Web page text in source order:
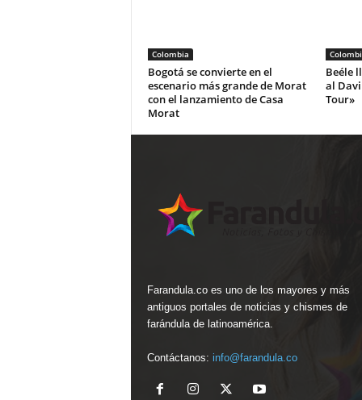
Colombia
Bogotá se convierte en el
escenario más grande de Morat
con el lanzamiento de Casa
Morat
Beéle
al
Tour»
Farandula.co es uno de los mayores y más
antiguos portales de noticias y chismes de
farándula de latinoamérica.
Contáctanos: info@farandula.co